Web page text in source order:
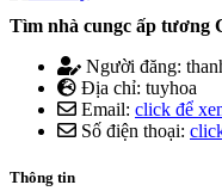
Tìm nhà cungc ấp tương
Người đăng:
Địa chỉ: tuyhoa
Email: click để
Số điện thoại:
Thông tin